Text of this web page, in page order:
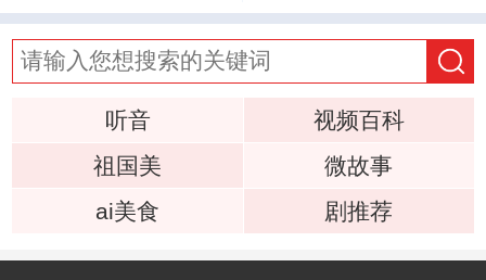
听音
视频百科
祖国美
微故事
ai美食
剧推荐